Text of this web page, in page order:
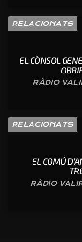
RELACIONATS
EL CÒNSOL
RÀDIO
RELACIONATS
EL COMÚ
RÀDIO